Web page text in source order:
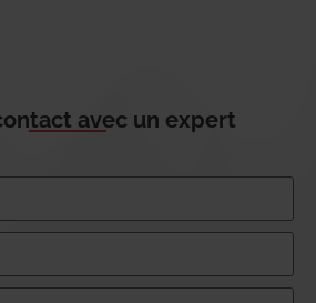
avec un expert